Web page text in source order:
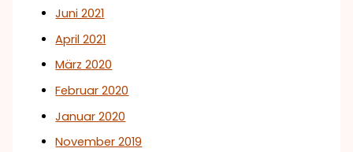
Juni 2021
April 2021
März 2020
Februar 2020
Januar 2020
November 2019